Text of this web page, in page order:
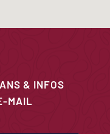
& INFOS
MAIL